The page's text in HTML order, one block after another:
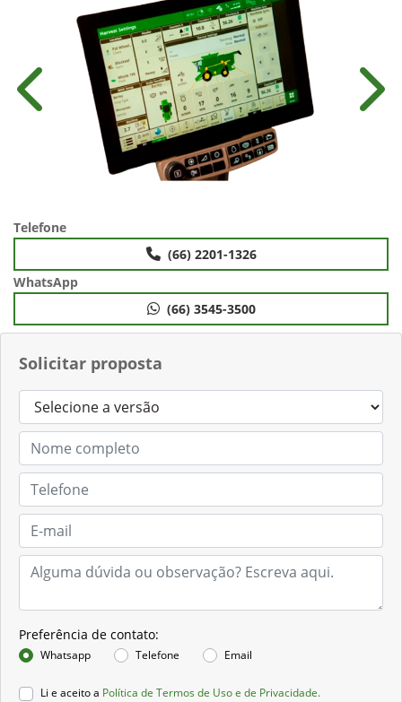
Solicitar proposta
Preferência de contato:
Whatsapp Telefone Email
Li e aceito a Política de Termos de Uso e de Privacidade.
Anterior
Telefone
(66) 2201-1326
WhatsApp
(66) 3545-3500